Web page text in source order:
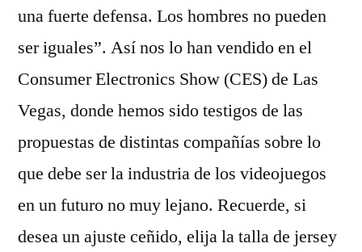
una fuerte defensa. Los hombres no pueden
ser iguales”. Así nos lo han vendido en el
Consumer Electronics Show (CES) de Las
Vegas, donde hemos sido testigos de las
propuestas de distintas compañías sobre lo
que debe ser la industria de los videojuegos
en un futuro no muy lejano. Recuerde, si
desea un ajuste ceñido, elija la talla de jersey